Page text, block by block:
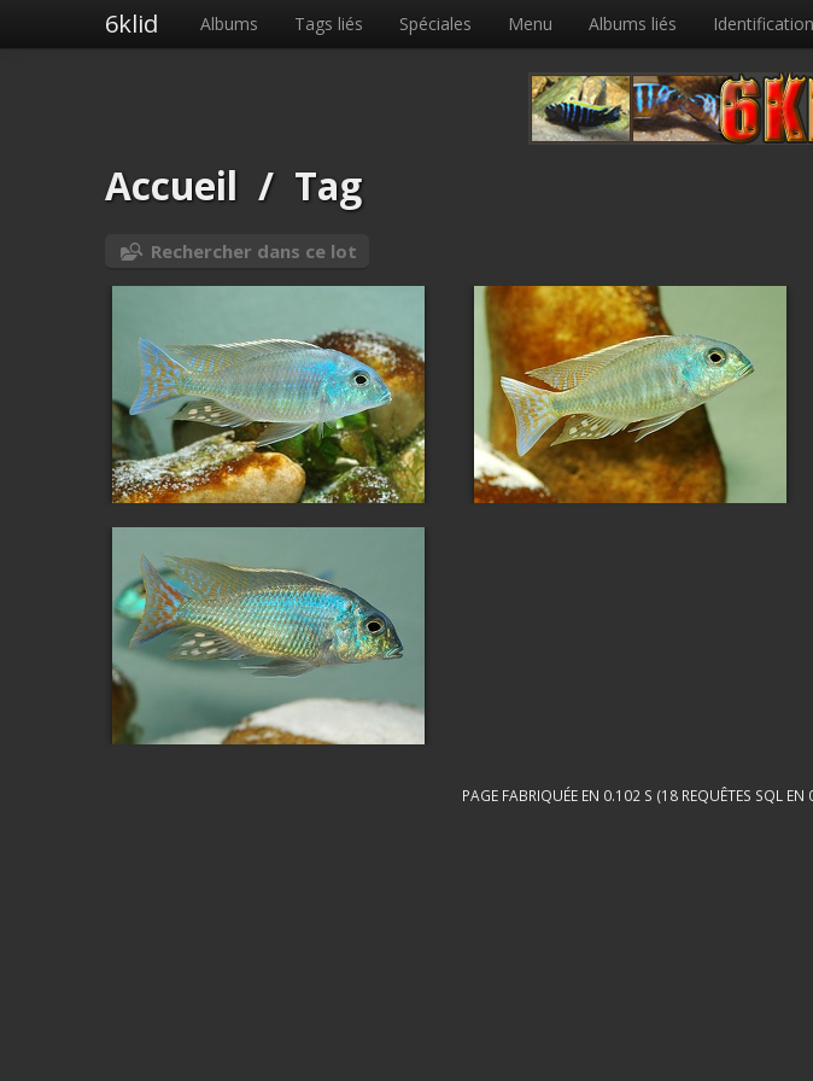
6klid Albums Tags liés Spéciales Menu Albums liés Identification
Accueil / Tag
Rechercher dans ce lot
PAGE FABRIQUÉE EN 0.102 S (18 REQUÊTES SQL EN